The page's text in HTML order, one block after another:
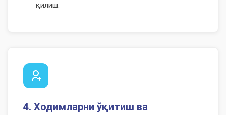
қилиш.
4. Ходимларни ўқитиш ва